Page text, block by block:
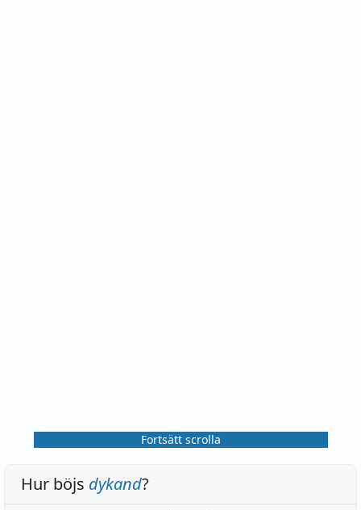
Fortsätt scrolla
Hur böjs dykand?